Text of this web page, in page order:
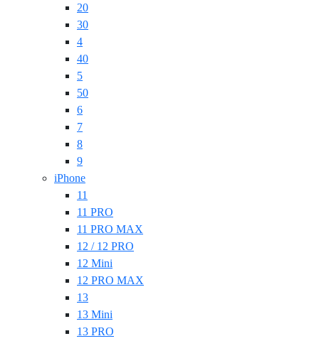
20
30
4
40
5
50
6
7
8
9
iPhone
11
11 PRO
11 PRO MAX
12 / 12 PRO
12 Mini
12 PRO MAX
13
13 Mini
13 PRO